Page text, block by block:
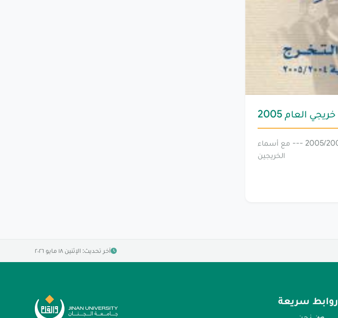
خريجي العام 2005
برنامج حفل التخرج 2005/2004 --- مع أسماء
الخريجين
آخر تحديث: الإثنين ١٨ مايو ٢٠٢٦
روابط سريعة